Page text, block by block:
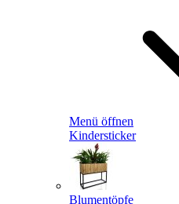
Menü öffnen
Kindersticker
Blumentöpfe